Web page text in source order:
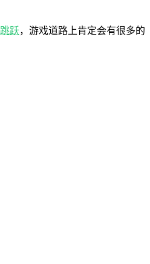
跳跃，游戏道路上肯定会有很多的